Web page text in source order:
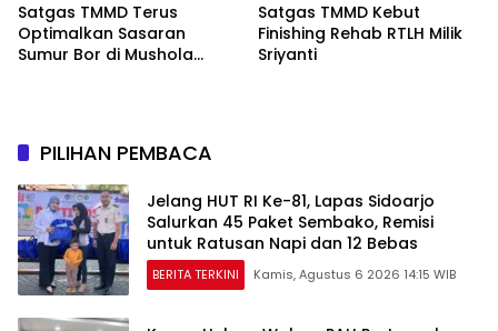
Satgas TMMD Terus
Optimalkan Sasaran
Sumur Bor di Mushola
Satgas TMMD Kebut
Finishing Rehab RTLH Milik
Sriyanti
PILIHAN PEMBACA
Jelang HUT RI Ke-81, Lapas Sidoarjo
Salurkan 45 Paket Sembako, Remisi
untuk Ratusan Napi dan 12 Bebas
BERITA TERKINI Kamis, Agustus 6 2026 14:15 WIB